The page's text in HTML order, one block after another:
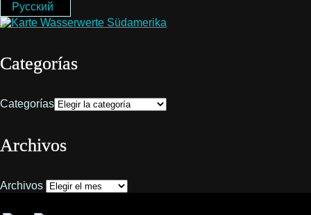
Русский
Categorías
Categorías
Archivos
Archivos